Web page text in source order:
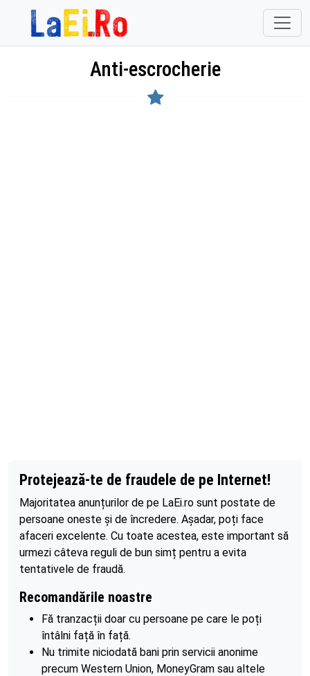
Sari la continut
Anti-escrocherie
Protejează-te de fraudele de pe Internet!
Majoritatea anunțurilor de pe LaEi.ro sunt postate de
persoane oneste și de încredere. Așadar, poți face
afaceri excelente. Cu toate acestea, este important să
urmezi câteva reguli de bun simț pentru a evita
tentativele de fraudă.
Recomandările noastre
Fă tranzacții doar cu persoane pe care le poți
întâlni față în față.
Nu trimite niciodată bani prin servicii anonime
precum Western Union, MoneyGram sau altele